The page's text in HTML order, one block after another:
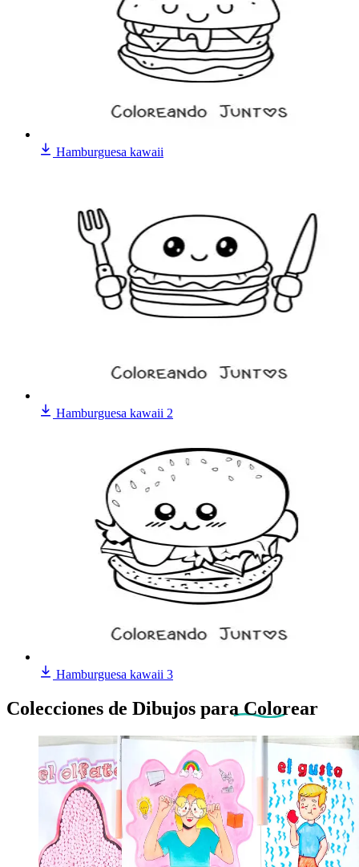
Hamburguesa kawaii
Hamburguesa kawaii 2
Hamburguesa kawaii 3
Colecciones de Dibujos para Colorear